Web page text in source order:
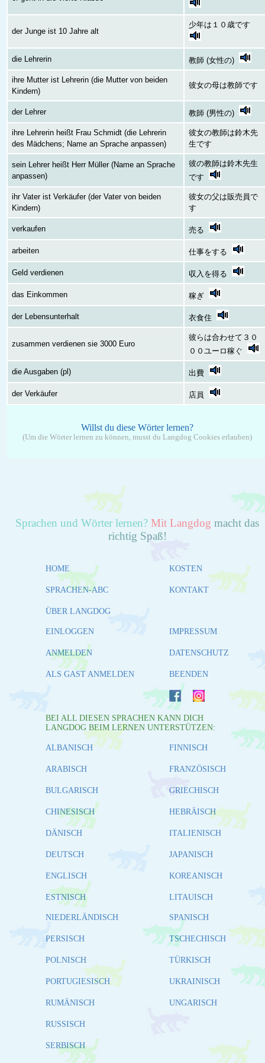
der Junge ist 10 Jahre alt
少年は１０歳です
die Lehrerin 教師 (女性の)
ihre Mutter ist Lehrerin (die Mutter von beiden
Kindern)
彼女の母は教師です
der Lehrer 教師 (男性の)
ihre Lehrerin heißt Frau Schmidt (die Lehrerin
des Mädchens; Name an Sprache anpassen)
彼女の教師は鈴木先
生です
sein Lehrer heißt Herr Müller (Name an Sprache
anpassen)
彼の教師は鈴木先生
です
ihr Vater ist Verkäufer (der Vater von beiden
Kindern)
彼女の父は販売員で
す
verkaufen 売る
arbeiten 仕事をする
Geld verdienen 収入を得る
das Einkommen 稼ぎ
der Lebensunterhalt 衣食住
zusammen verdienen sie 3000 Euro
彼らは合わせて３０
００ユーロ稼ぐ
die Ausgaben (pl) 出費
der Verkäufer 店員
Willst du diese Wörter lernen?
(Um die Wörter lernen zu können, musst du Langdog Cookies erlauben)
Sprachen und Wörter lernen? Mit Langdog macht das
richtig Spaß!
HOME
SPRACHEN-ABC
ÜBER LANGDOG
KOSTEN
KONTAKT
EINLOGGEN
ANMELDEN
ALS GAST ANMELDEN
IMPRESSUM
DATENSCHUTZ
BEENDEN
BEI ALL DIESEN SPRACHEN KANN DICH
LANGDOG BEIM LERNEN UNTERSTÜTZEN:
ALBANISCH
ARABISCH
BULGARISCH
CHINESISCH
DÄNISCH
DEUTSCH
ENGLISCH
ESTNISCH
FINNISCH
FRANZÖSISCH
GRIECHISCH
HEBRÄISCH
ITALIENISCH
JAPANISCH
KOREANISCH
LITAUISCH
NIEDERLÄNDISCH
PERSISCH
POLNISCH
PORTUGIESISCH
RUMÄNISCH
RUSSISCH
SERBISCH
SPANISCH
TSCHECHISCH
TÜRKISCH
UKRAINISCH
UNGARISCH